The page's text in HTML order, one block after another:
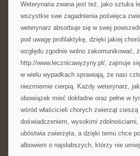
Weterynaria zwana jest też, jako sztuka
wszystkie swe zagadnienia poświęca
weterynarz absorbuje się w swej
pod uwagę profilaktykę, dzięki jakiej
względu zgodnie wolno zakomunikować,
http://www.lecznicawyzyny.pl/, zajmuje
w wielu wypadkach sprawiają, że nasi
niezmiernie cierpią. Każdy weterynarz,
obowiązek mieć dokładne oraz pełne w
wśród właścicieli chorych zwierząt
doświadczeniem, wysokimi
ubóstwia zwierzęta, a dzięki temu chce
albowiem o najsłabszych, którzy nie